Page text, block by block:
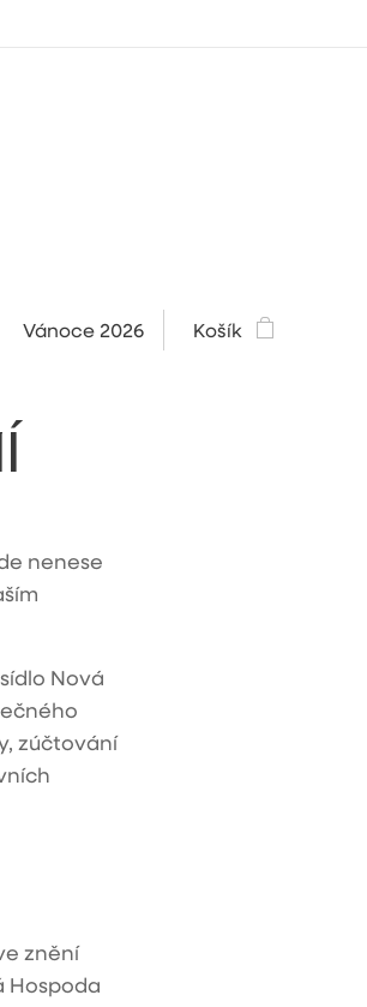
Vánoce 2026 Košík
nenese
Nová
zúčtování
znění
Hospoda